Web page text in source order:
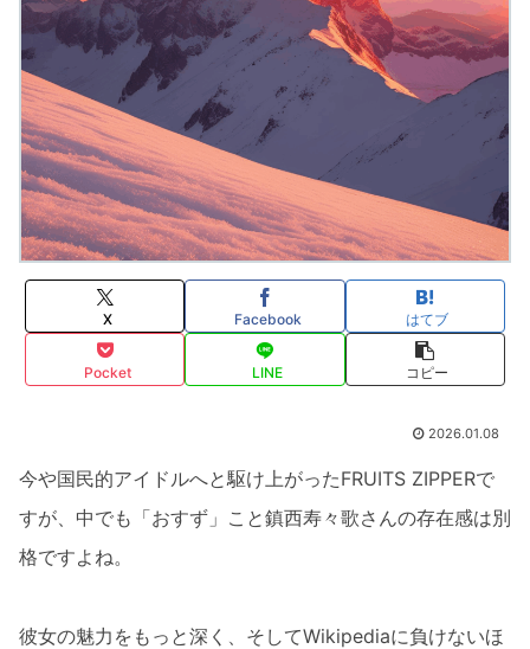
X Facebook はてブ
Pocket LINE コピー
2026.01.08
今や国民的アイドルへと駆け上がったFRUITS ZIPPERで
すが、中でも「おすず」こと鎮西寿々歌さんの存在感は別
格ですよね。
彼女の魅力をもっと深く、そしてWikipediaに負けないほ